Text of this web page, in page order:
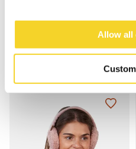
Allow all
€ 24,99